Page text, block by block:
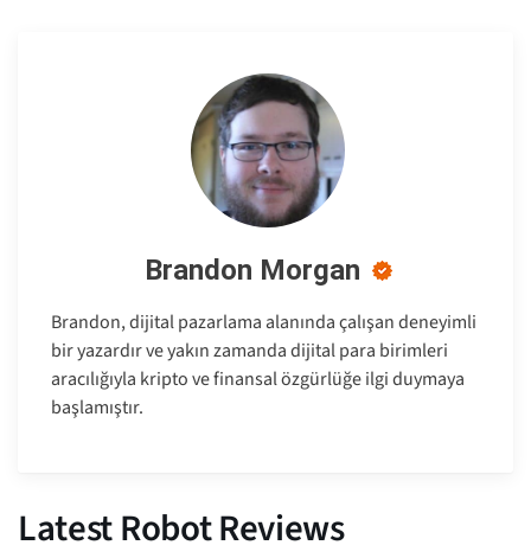
Brandon Morgan
Brandon, dijital pazarlama alanında çalışan deneyimli
bir yazardır ve yakın zamanda dijital para birimleri
aracılığıyla kripto ve finansal özgürlüğe ilgi duymaya
başlamıştır.
Latest Robot Reviews